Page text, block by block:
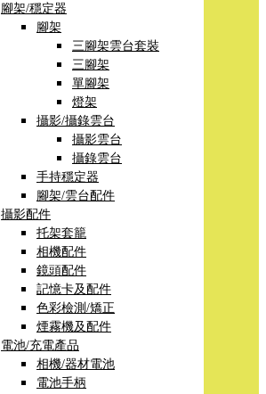
腳架/穩定器
腳架
三腳架雲台套裝
三腳架
單腳架
燈架
攝影/攝錄雲台
攝影雲台
攝錄雲台
手持穩定器
腳架/雲台配件
攝影配件
托架套籠
相機配件
鏡頭配件
記憶卡及配件
色彩檢測/矯正
煙霧機及配件
電池/充電產品
相機/器材電池
電池手柄